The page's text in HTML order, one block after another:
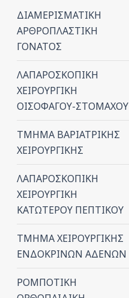
ΔΙΑΜΕΡΙΣΜΑΤΙΚΗ
ΑΡΘΡΟΠΛΑΣΤΙΚΗ
ΓΟΝΑΤΟΣ
ΛΑΠΑΡΟΣΚΟΠΙΚΗ
ΧΕΙΡΟΥΡΓΙΚΗ
ΟΙΣΟΦΑΓΟΥ-ΣΤΟΜΑΧΟΥ
ΤΜΗΜΑ ΒΑΡΙΑΤΡΙΚΗΣ
ΧΕΙΡΟΥΡΓΙΚΗΣ
ΛΑΠΑΡΟΣΚΟΠΙΚΗ
ΧΕΙΡΟΥΡΓΙΚΗ
ΚΑΤΩΤΕΡΟΥ ΠΕΠΤΙΚΟΥ
ΤΜΗΜΑ ΧΕΙΡΟΥΡΓΙΚΗΣ
ΕΝΔΟΚΡΙΝΩΝ ΑΔΕΝΩΝ
ΡΟΜΠΟΤΙΚΗ